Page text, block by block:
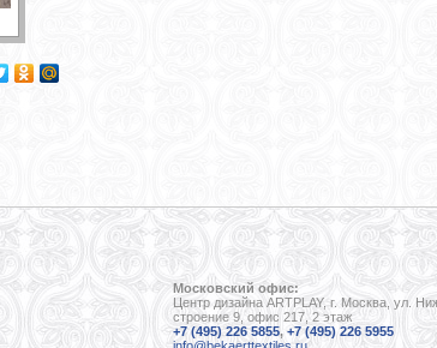
Московский офис:
Центр дизайна ARTPLAY, г. Москва, ул.
строение 9, офис 217, 2 этаж
+7 (495) 226 5855, +7 (495) 226 5955